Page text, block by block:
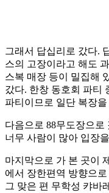
그래서 답십리로 갔다.
스의 고장이라고 해도
스복 매장 등이 밀집해
갔다. 한창 동호회 파티
파티이므로 일단 복장
다음으로 88무도장으로
너무 사람이 많아 입장
마지막으로 가 본 곳이
에서 장한편역 방향으
그 맞은 편 무학성 캬바